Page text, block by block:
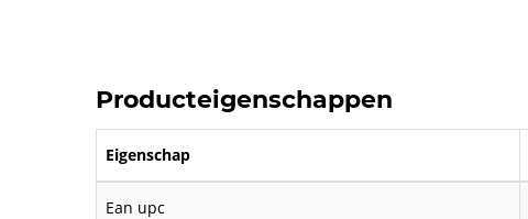
Producteigenschappen
Eigenschap
Ean upc